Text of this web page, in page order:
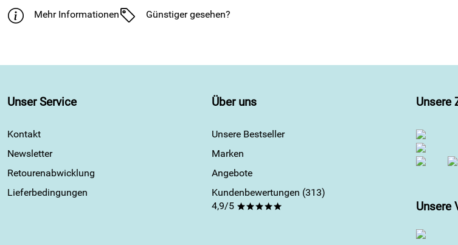
Mehr Informationen Günstiger gesehen?
Unser Service
Kontakt
Newsletter
Retourenabwicklung
Lieferbedingungen
Über uns
Unsere Bestseller
Marken
Angebote
Kundenbewertungen (313)
4,9/5 *****
Unsere
Unsere